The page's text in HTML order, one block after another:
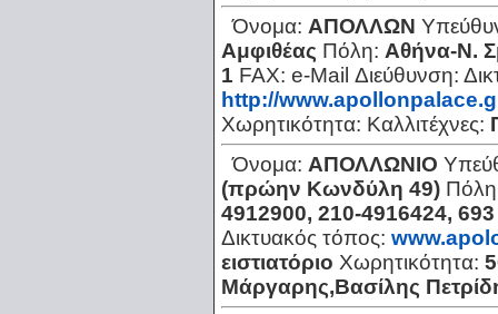
Όνομα: ΑΠΟΛΛΩΝ
Αμφιθέας Πόλη: Αθήνα-Ν.
1 FAX: e-Mail Διεύθυνση:
http://
Χωρητικότητα: Καλλιτέχνες:
Όνομα: ΑΠΟΛΛΩΝΙΟ
(πρώην Κωνδύλη 49)
4912900, 210-4916424,
Δικτυακός τόπος:
ειστιατόριο Χωρητικότητα:
Μάργαρης,Βασίλης